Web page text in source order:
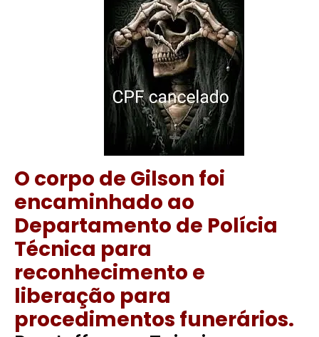
O corpo de Gilson foi
encaminhado ao
Departamento de Polícia
Técnica para
reconhecimento e
liberação para
procedimentos funerários.